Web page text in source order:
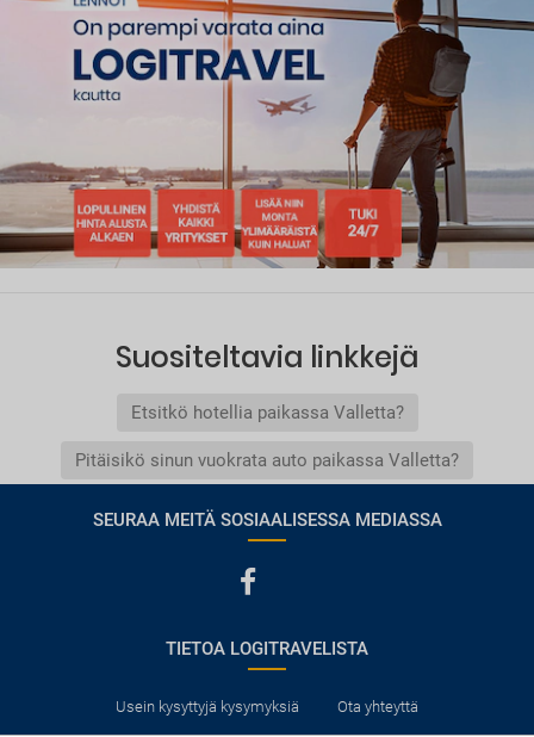
Suositeltavia linkkejä
Etsitkö hotellia paikassa Valletta?
Pitäisikö sinun vuokrata auto paikassa Valletta?
SEURAA MEITÄ SOSIAALISESSA MEDIASSA
TIETOA LOGITRAVELISTA
Usein kysyttyjä kysymyksiä Ota yhteyttä